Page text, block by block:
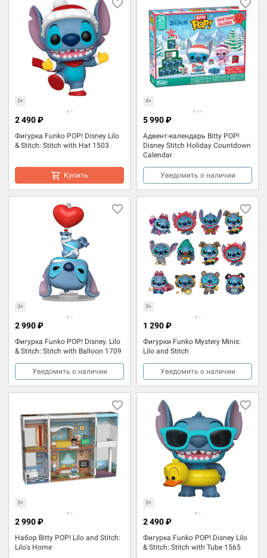
3+
Фигурка Funko POP! Disney Lilo
& Stitch: Stitch with Hat 1503
2 490 ₽
Купить
4+
Адвент-календарь Bitty POP!
Disney Stitch Holiday Countdown
Calendar
5 990 ₽
Уведомить о наличии
3+
Фигурка Funko POP! Disney. Lilo
& Stitch: Stitch with Balloon 1709
2 990 ₽
Уведомить о наличии
3+
Фигурки Funko Mystery Minis:
Lilo and Stitch
1 290 ₽
Уведомить о наличии
3+
Набор Bitty POP! Lilo and Stitch:
Lilo's Home
2 990 ₽
3+
Фигурка Funko POP! Disney Lilo
& Stitch: Stitch with Tube 1565
2 490 ₽